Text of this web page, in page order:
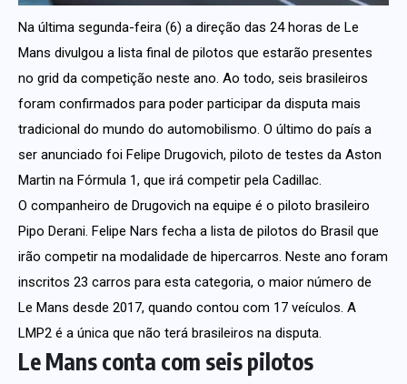
Na última segunda-feira (6) a direção das 24 horas de Le
Mans divulgou a lista final de pilotos que estarão presentes
no grid da competição neste ano. Ao todo, seis brasileiros
foram confirmados para poder participar da disputa mais
tradicional do mundo do automobilismo. O último do país a
ser anunciado foi Felipe Drugovich, piloto de testes da Aston
Martin na Fórmula 1, que irá competir pela Cadillac.
O companheiro de Drugovich na equipe é o piloto brasileiro
Pipo Derani. Felipe Nars fecha a lista de pilotos do Brasil que
irão competir na modalidade de hipercarros. Neste ano foram
inscritos 23 carros para esta categoria, o maior número de
Le Mans desde 2017, quando contou com 17 veículos. A
LMP2 é a única que não terá brasileiros na disputa.
Le Mans conta com seis pilotos